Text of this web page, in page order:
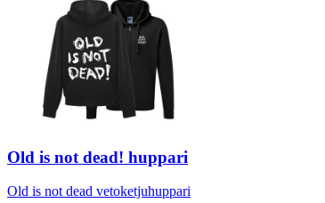
Old is not dead! huppari
Old is not dead vetoketjuhuppari